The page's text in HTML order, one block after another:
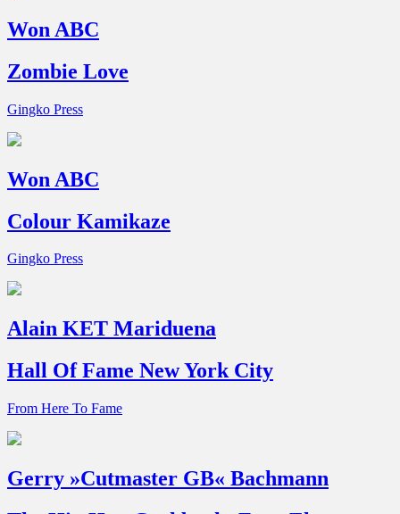
Won ABC
Zombie Love
Gingko Press
Won ABC
Colour Kamikaze
Gingko Press
Alain KET Mariduena
Hall Of Fame New York City
From Here To Fame
Gerry »Cutmaster GB« Bachmann